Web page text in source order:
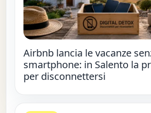
Airbnb lancia le vacanze
smartphone: in Salento la
per disconnettersi